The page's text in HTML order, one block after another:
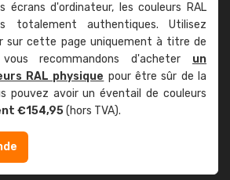
écrans d'ordinateur, les couleurs RAL
totalement authentiques. Utilisez
sur cette page uniquement à titre de
recommandons d'acheter un
RAL physique pour être sûr de la
pouvez avoir un éventail de couleurs
€154,95(hors TVA).